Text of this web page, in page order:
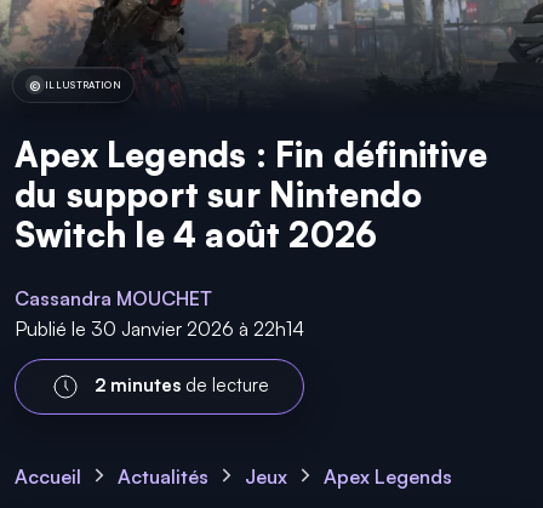
ILLUSTRATION
Apex Legends : Fin définitive
du support sur Nintendo
Switch le 4 août 2026
Cassandra MOUCHET
Publié le 30 Janvier 2026 à 22h14
2 minutesde lecture
Accueil Actualités Jeux Apex Legends